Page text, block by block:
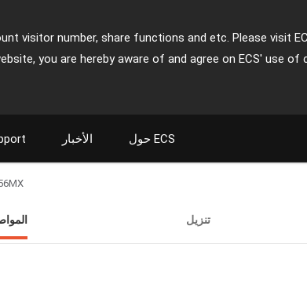
visitor number, share functions and etc. Please visit
you are hereby aware of and agree on ECS' use of
الأخبار حول ECS
تنزيل